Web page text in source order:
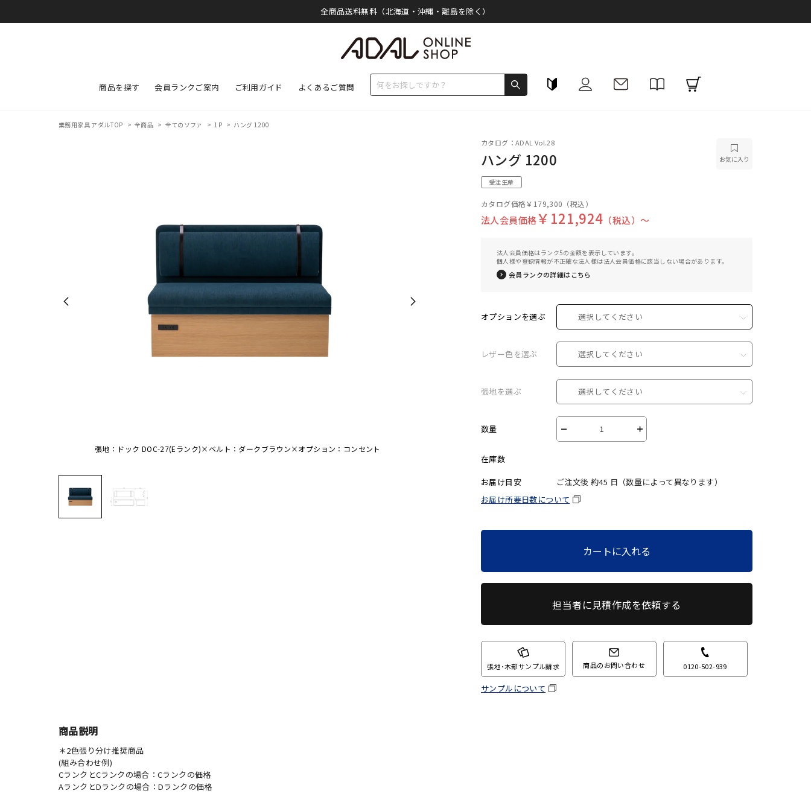
全商品送料無料（北海道・沖縄・離島を除く）
商品を探す 会員ランクご案内 ご利用ガイド よくあるご質問
業務用家具 アダルTOP >全商品 > 全てのソファ >1P > ハング 1200
張地：ドック DOC-27(Eランク)×ベルト：ダークブラウン×オプション：コンセント
カタログ：ADAL Vol.28
ハング 1200 お気に入り
受注生産
カタログ価格￥179,300 （税込）
法人会員価格￥121,924 （税込）〜
法人会員価格はランク5の金額を表示しています。
個人様や登録情報が不正確な法人様は法人会員価格に該当しない場合があります。
会員ランクの詳細はこちら
オプションを選ぶ 選択してください
レザー色を選ぶ 選択してください
張地を選ぶ 選択してください
数量 － ＋
在庫数
お届け目安
ご注文後 約45 日（数量によって異なります）
お届け所要日数について
カートに入れる
担当者に見積作成を依頼する
張地･木部サンプル請求 商品のお問い合わせ 0120-502-939
サンプルについて
商品説明
＊2色張り分け推奨商品
(組み合わせ例)
CランクとCランクの場合：Cランクの価格
AランクとDランクの場合：Dランクの価格